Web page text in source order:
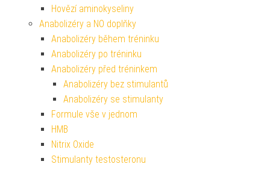
Hovězí aminokyseliny
Anabolizéry a NO doplňky
Anabolizéry během tréninku
Anabolizéry po tréninku
Anabolizéry před tréninkem
Anabolizéry bez stimulantů
Anabolizéry se stimulanty
Formule vše v jednom
HMB
Nitrix Oxide
Stimulanty testosteronu